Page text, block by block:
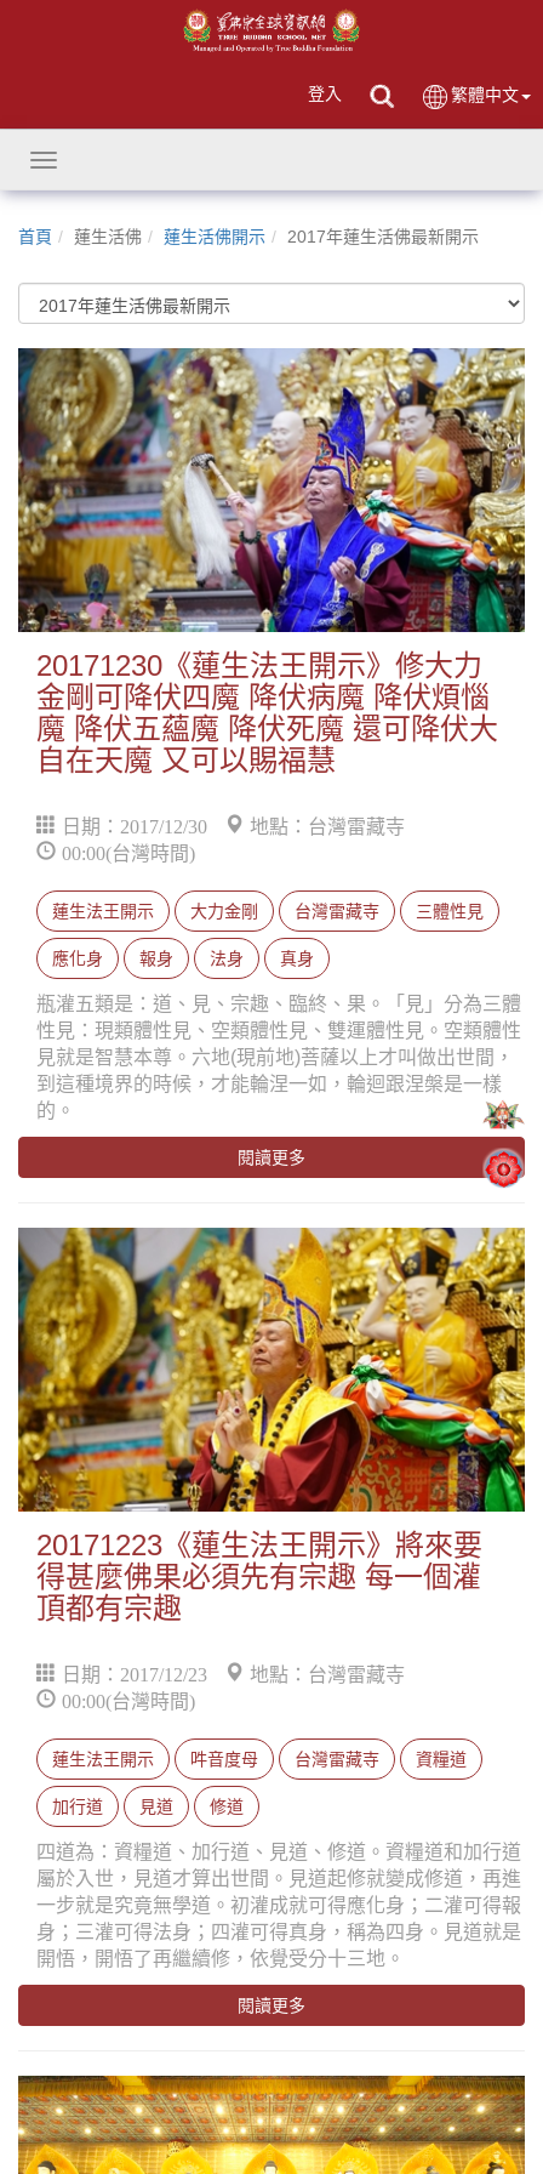
登入 繁體中文
Toggle
navigation
首頁 蓮生活佛 蓮生活佛開示 2017年蓮生活佛最新開示
20171230《蓮生法王開示》修大力
金剛可降伏四魔 降伏病魔 降伏煩惱
魔 降伏五蘊魔 降伏死魔 還可降伏大
自在天魔 又可以賜福慧
日期：2017/12/30
地點：台灣雷藏寺
00:00(台灣時間)
蓮生法王開示 大力金剛 台灣雷藏寺 三體性見
應化身 報身 法身 真身
瓶灌五類是：道、見、宗趣、臨終、果。「見」分為三體
性見：現類體性見、空類體性見、雙運體性見。空類體性
見就是智慧本尊。六地(現前地)菩薩以上才叫做出世間，
到這種境界的時候，才能輪涅一如，輪迴跟涅槃是一樣
的。
閱讀更多
20171223《蓮生法王開示》將來要
得甚麼佛果必須先有宗趣 每一個灌
頂都有宗趣
日期：2017/12/23
地點：台灣雷藏寺
00:00(台灣時間)
蓮生法王開示 吽音度母 台灣雷藏寺 資糧道
加行道 見道 修道
四道為：資糧道、加行道、見道、修道。資糧道和加行道
屬於入世，見道才算出世間。見道起修就變成修道，再進
一步就是究竟無學道。初灌成就可得應化身；二灌可得報
身；三灌可得法身；四灌可得真身，稱為四身。見道就是
開悟，開悟了再繼續修，依覺受分十三地。
閱讀更多